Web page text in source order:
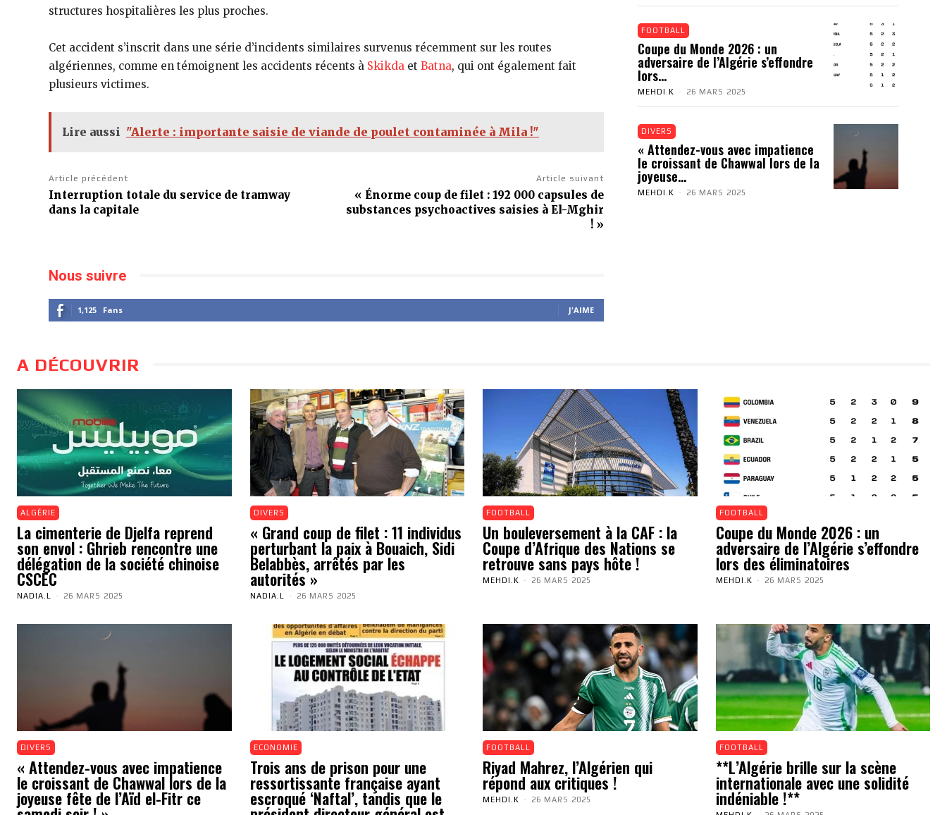
structures hospitalières les plus proches.
Cet accident s’inscrit dans une série d’incidents similaires survenus récemment sur les routes
algériennes, comme en témoignent les accidents récents à Skikda et Batna, qui ont également fait
plusieurs victimes.
Lire aussi "Alerte : importante saisie de viande de poulet contaminée à Mila !"
Article précédent
Interruption totale du service de tramway
dans la capitale
Article suivant
« Énorme coup de filet : 192 000 capsules de
substances psychoactives saisies à El-Mghir
! »
Nous suivre
1,125 Fans J'AIME
FOOTBALL
Coupe du Monde 2026 : un
adversaire de l’Algérie s’effondre
lors...
MEHDI.K - 26 MARS 2025
DIVERS
« Attendez-vous avec impatience
le croissant de Chawwal lors de la
joyeuse...
MEHDI.K - 26 MARS 2025
A DÉCOUVRIR
ALGÉRIE
La cimenterie de Djelfa reprend
son envol : Ghrieb rencontre une
délégation de la société chinoise
CSCEC
NADIA.L - 26 MARS 2025
DIVERS
« Grand coup de filet : 11 individus
perturbant la paix à Bouaich, Sidi
Belabbès, arrêtés par les
autorités »
NADIA.L - 26 MARS 2025
FOOTBALL
Un bouleversement à la CAF : la
Coupe d’Afrique des Nations se
retrouve sans pays hôte !
MEHDI.K - 26 MARS 2025
FOOTBALL
Coupe du Monde 2026 : un
adversaire de l’Algérie s’effondre
lors des éliminatoires
MEHDI.K - 26 MARS 2025
DIVERS
« Attendez-vous avec impatience
le croissant de Chawwal lors de la
joyeuse fête de l’Aïd el-Fitr ce
ECONOMIE
Trois ans de prison pour une
ressortissante française ayant
escroqué ‘Naftal’, tandis que le
FOOTBALL
Riyad Mahrez, l’Algérien qui
répond aux critiques !
MEHDI.K - 26 MARS 2025
FOOTBALL
**L’Algérie brille sur la scène
internationale avec une solidité
indéniable !**